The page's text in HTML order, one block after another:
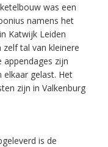
was een
namens het
Katwijk Leiden
tal van kleinere
zijn
elkaar gelast. Het
zijn in Valkenburg
is de